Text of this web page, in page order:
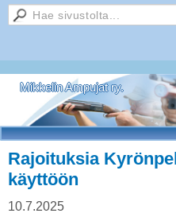
Mikkelin Ampujat ry.
Rajoituksia
käyttöön
10.7.2025